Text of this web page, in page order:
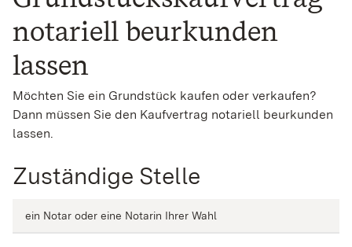
notariell beurkunden
lassen
Möchten Sie ein Grundstück kaufen oder verkaufen?
Dann müssen Sie den Kaufvertrag notariell beurkunden
lassen.
Zuständige Stelle
ein Notar oder eine Notarin Ihrer Wahl